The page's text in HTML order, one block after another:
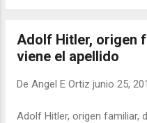
Adolf Hitler, origen
viene el apellido
De Angel E Ortiz junio 25,
Adolf Hitler, origen familiar,